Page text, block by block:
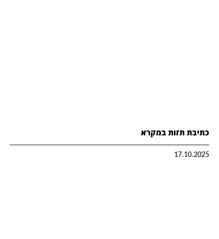
כתיבת תזות במקרא
17.10.2025